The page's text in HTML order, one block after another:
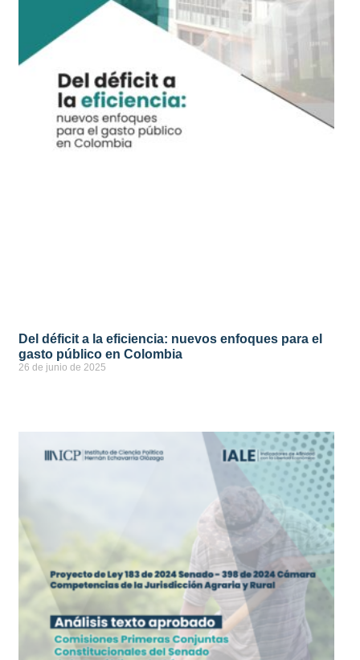
Del déficit a la eficiencia: nuevos enfoques para el
gasto público en Colombia
26 de junio de 2025